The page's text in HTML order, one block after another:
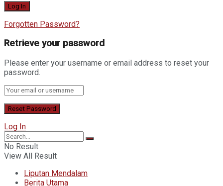
Forgotten Password?
Retrieve your password
Please enter your username or email address to reset your
password.
Log In
No Result
View All Result
Liputan Mendalam
Berita Utama